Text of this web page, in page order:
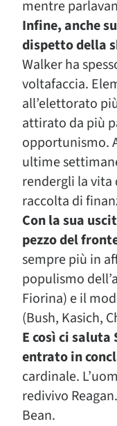
mentre
Infine, anche
dispetto della
Walker ha
voltafaccia.
all’elettorato
attirato da più
opportunismo.
ultime
rendergli la
raccolta di
Con la sua
pezzo del
sempre più in
populismo
Fiorina) e il
(Bush, Kasich,
E così ci
entrato in
cardinale.
redivivo
Bean.